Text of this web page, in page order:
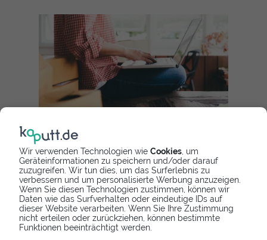
Wir verwenden Technologien wie Cookies , um
Geräteinformationen zu speichern und/oder darauf
zuzugreifen. Wir tun dies, um das Surferlebnis zu
verbessern und um personalisierte Werbung anzuzeigen.
Wenn Sie diesen Technologien zustimmen, können wir
Daten wie das Surfverhalten oder eindeutige IDs auf
dieser Website verarbeiten. Wenn Sie Ihre Zustimmung
nicht erteilen oder zurückziehen, können bestimmte
Funktionen beeinträchtigt werden.